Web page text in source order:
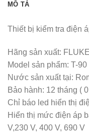
MÔ TẢ
Thiết bị kiểm tra điện
Hãng sản xuất:
Model sản phẩm: T-90
Nước sản xuất tại:
Bảo hành: 12 tháng (
Chỉ báo led hiển thị
Hiển thị mức điện áp
V,230 V, 400 V, 690 V